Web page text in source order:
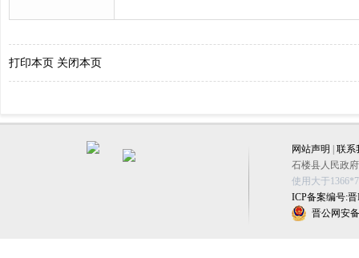
打印本页 关闭本页
网站声明
联系
石楼县人民政
使用大于
ICP备案编号:晋
晋公网安